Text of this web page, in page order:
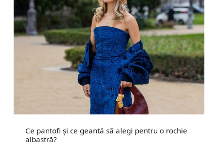
Ce pantofi și ce geantă să alegi pentru o rochie
albastră?